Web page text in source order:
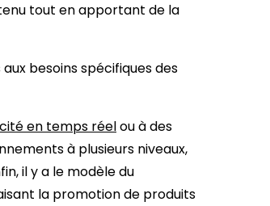
tout en apportant de la
besoins spécifiques des
en temps réelou à des
à plusieurs niveaux,
il y a le modèle du
la promotion de produits